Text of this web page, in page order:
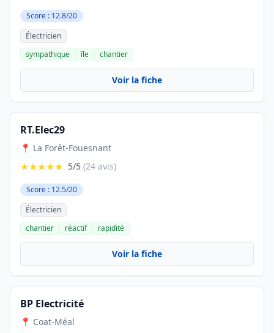
Score : 12.8/20
Électricien
sympathique
île chantier
Voir la fiche
RT.Elec29
📍 La Forêt-Fouesnant
★★★★★ 5/5 (24 avis)
Score : 12.5/20
Électricien
chantier
réactif rapidité
Voir la fiche
BP Electricité
📍 Coat-Méal